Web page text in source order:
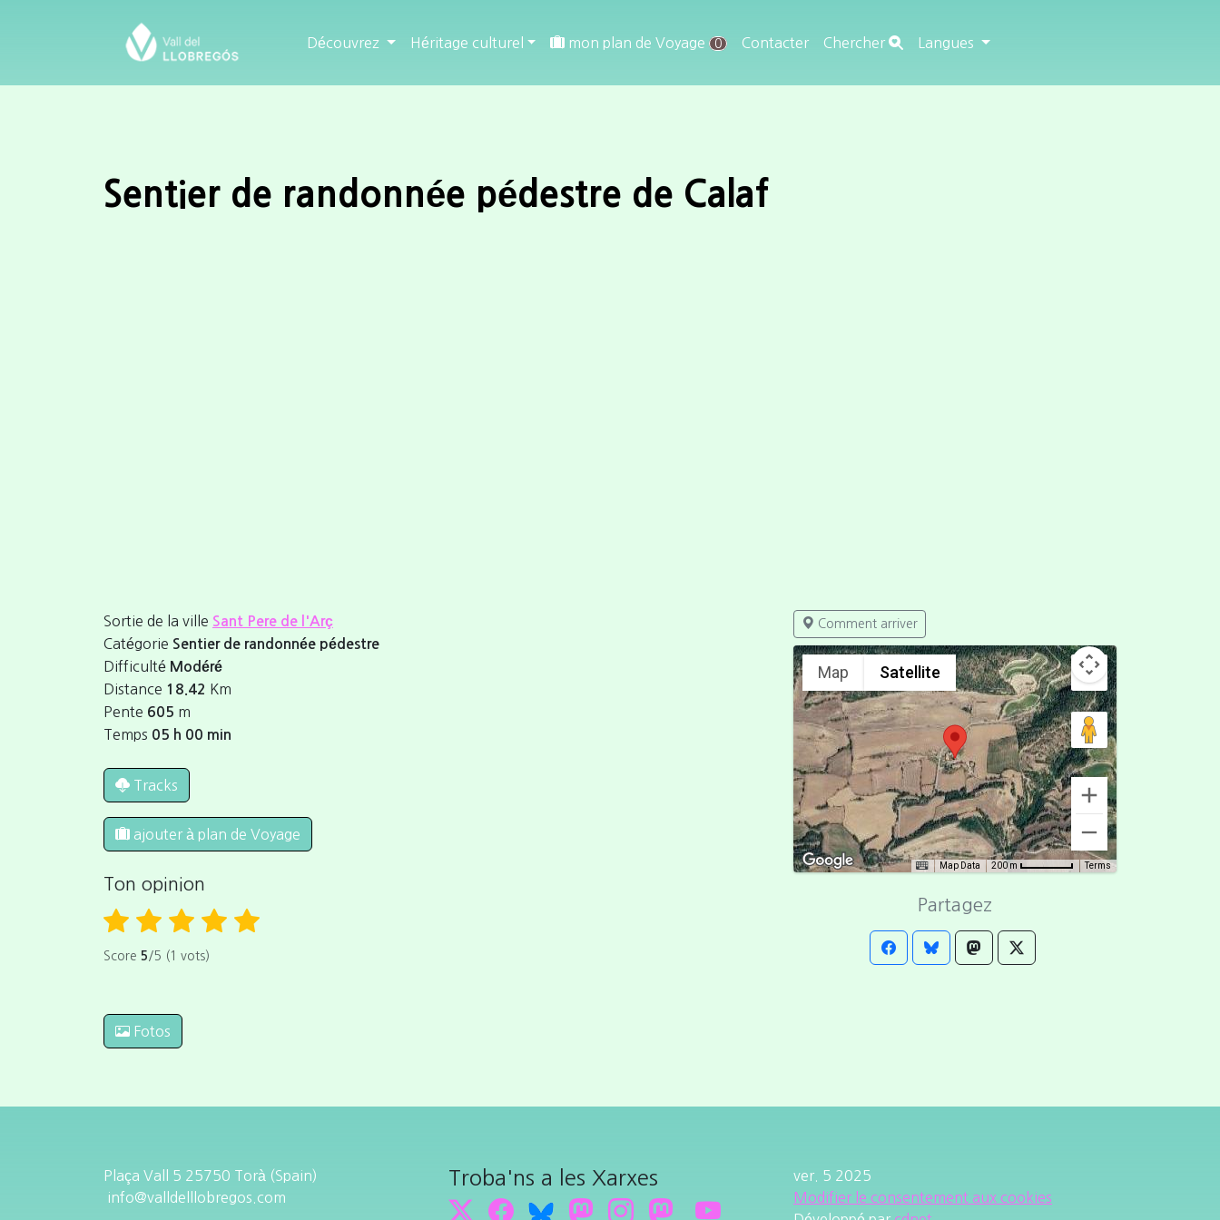
Découvrez Héritage culturel mon plan de Voyage 0 Contacter Chercher Langues
Sentier de randonnée pédestre de Calaf
Sortie de la ville Sant Pere de l'Arç
Catégorie Sentier de randonnée pédestre
Difficulté Modéré
Distance 18.42 Km
Pente 605 m
Temps 05 h 00 min
Tracks
ajouter à plan de Voyage
Ton opinion
Score 5 /5 (1 vots)
Comment arriver
Map Satellite
Map Data 200 m Terms
Partagez
Fotos
Plaça Vall 5 25750 Torà (Spain)
info@valldelllobregos.com
Troba'ns a les Xarxes
ver. 5 2025
Modifier le consentement aux cookies